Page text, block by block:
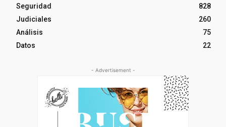
Seguridad
828
Judiciales
260
Análisis
75
Datos
22
- Advertisement -